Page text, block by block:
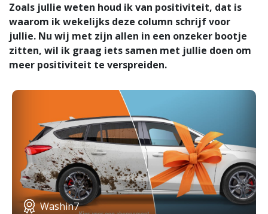
Zoals jullie weten houd ik van positiviteit, dat is
waarom ik wekelijks deze column schrijf voor
jullie. Nu wij met zijn allen in een onzeker bootje
zitten, wil ik graag iets samen met jullie doen om
meer positiviteit te verspreiden.
Washin7